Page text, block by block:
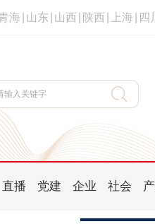
海 山东 山西 陕西 上海 四川
直播 党建 企业 社会